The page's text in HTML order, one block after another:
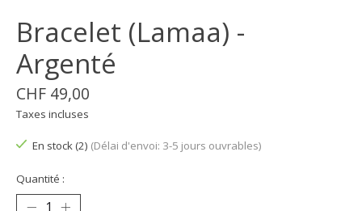
Bracelet (Lamaa) -
Argenté
CHF 49,00
Taxes incluses
En stock (2) (Délai d'envoi: 3-5 jours ouvrables)
Quantité :